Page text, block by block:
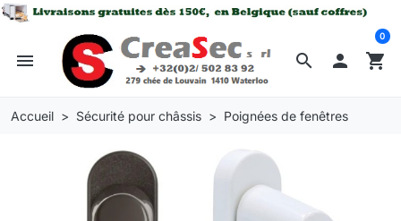
search
menu  shopping_cart
0
Accueil Sécurité pour châssis Poignées de fenêtres